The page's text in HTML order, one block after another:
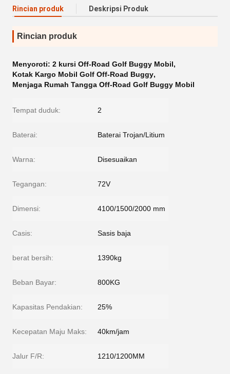
Rincian produk Deskripsi Produk
Rincian produk
Menyoroti: 2 kursi Off-Road Golf Buggy Mobil,
Kotak Kargo Mobil Golf Off-Road Buggy,
Menjaga Rumah Tangga Off-Road Golf Buggy Mobil
Tempat duduk: 2
Baterai: Baterai Trojan/Litium
Warna: Disesuaikan
Tegangan: 72V
Dimensi: 4100/1500/2000 mm
Casis: Sasis baja
berat bersih: 1390kg
Beban Bayar: 800KG
Kapasitas Pendakian: 25%
Kecepatan Maju Maks: 40km/jam
Jalur F/R: 1210/1200MM